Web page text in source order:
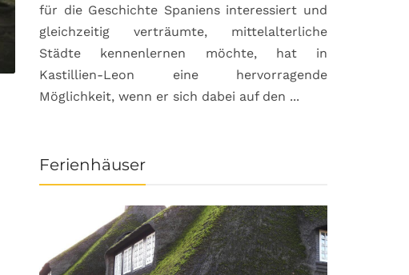
für die Geschichte Spaniens interessiert und
gleichzeitig verträumte, mittelalterliche
Städte kennenlernen möchte, hat in
Kastillien-Leon eine hervorragende
Möglichkeit, wenn er sich dabei auf den ...
Ferienhäuser